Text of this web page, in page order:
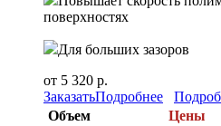
поверхностях
Для больших зазоров
от 5 320 р.
ЗаказатьПодробнее
Объем
Цены